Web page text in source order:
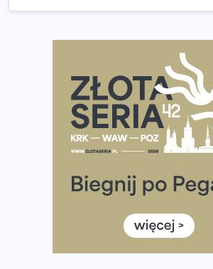
wybiera wyzwanie trzech
Praska 5k Run gospodarzem
Największy Bieg Powstania
Ponad 12 tysięcy uczestników
Tętno vs tempo – czym kierować się w
Co ma dużo białka? Produkty, które
Rozbiegany Olsztyn szykuje się na
Już w tę sobotę 35. Bieg Powstania
Wystartuje rekordowa liczba